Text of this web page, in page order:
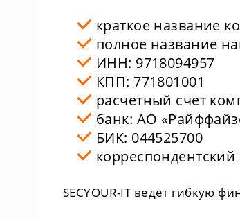
краткое название
полное название
ИНН: 9718094957
КПП: 771801001
расчетный счет
банк: АО
БИК: 044525700
корреспондентский
SECYOUR-IT ведет гибкую